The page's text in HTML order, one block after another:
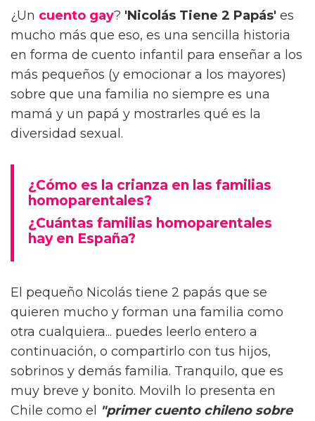
¿Un cuento gay? 'Nicolás Tiene 2 Papás' es
mucho más que eso, es una sencilla historia
en forma de cuento infantil para enseñar a los
más pequeños (y emocionar a los mayores)
sobre que una familia no siempre es una
mamá y un papá y mostrarles qué es la
diversidad sexual.
¿Cómo es la crianza en las familias
homoparentales?
¿Cuántas familias homoparentales
hay en España?
El pequeño Nicolás tiene 2 papás que se
quieren mucho y forman una familia como
otra cualquiera... puedes leerlo entero a
continuación, o compartirlo con tus hijos,
sobrinos y demás familia. Tranquilo, que es
muy breve y bonito. Movilh lo presenta en
Chile como el
"primer cuento chileno sobre